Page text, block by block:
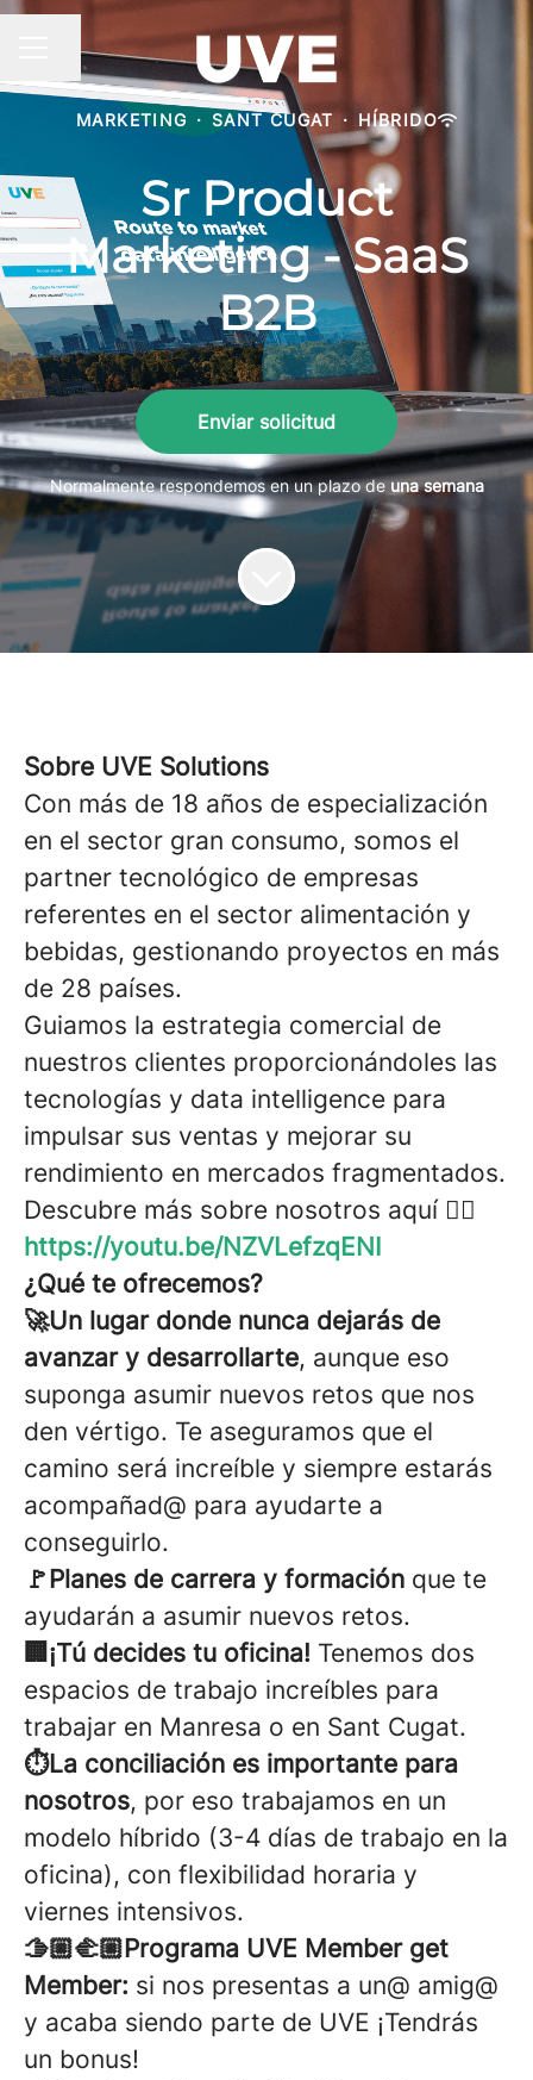
MENÚ DE EMPLEO
Compartir página
MARKETING · SANT CUGAT · HÍBRIDO
Sr Product
Marketing - SaaS
B2B
Enviar solicitud
Normalmente respondemos en un plazo deuna semana
Sobre UVE Solutions
Con más de 18 años de especialización
en el sector gran consumo, somos el
partner tecnológico de empresas
referentes en el sector alimentación y
bebidas, gestionando proyectos en más
de 28 países.
Guiamos la estrategia comercial de
nuestros clientes proporcionándoles las
tecnologías y data intelligence para
impulsar sus ventas y mejorar su
rendimiento en mercados fragmentados.
Descubre más sobre nosotros aquí 👉🏼
https://youtu.be/NZVLefzqENI
¿Qué te ofrecemos?
🚀Un lugar donde nunca dejarás de
avanzar y desarrollarte, aunque eso
suponga asumir nuevos retos que nos
den vértigo. Te aseguramos que el
camino será increíble y siempre estarás
acompañad@ para ayudarte a
conseguirlo.
🚩Planes de carrera y formación que te
ayudarán a asumir nuevos retos.
🏢¡Tú decides tu oficina! Tenemos dos
espacios de trabajo increíbles para
trabajar en Manresa o en Sant Cugat.
⏱️La conciliación es importante para
nosotros, por eso trabajamos en un
modelo híbrido (3-4 días de trabajo en la
oficina), con flexibilidad horaria y
viernes intensivos.
🫱🏼‍🫲🏼Programa UVE Member get
Member: si nos presentas a un@ amig@
y acaba siendo parte de UVE ¡Tendrás
un bonus!